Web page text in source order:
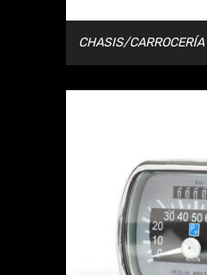
CHASIS/CARROCERÍA